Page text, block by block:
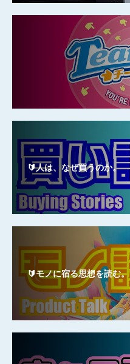
🔰人は、なぜ買うのか。
🔰モノに宿る思想を読む。